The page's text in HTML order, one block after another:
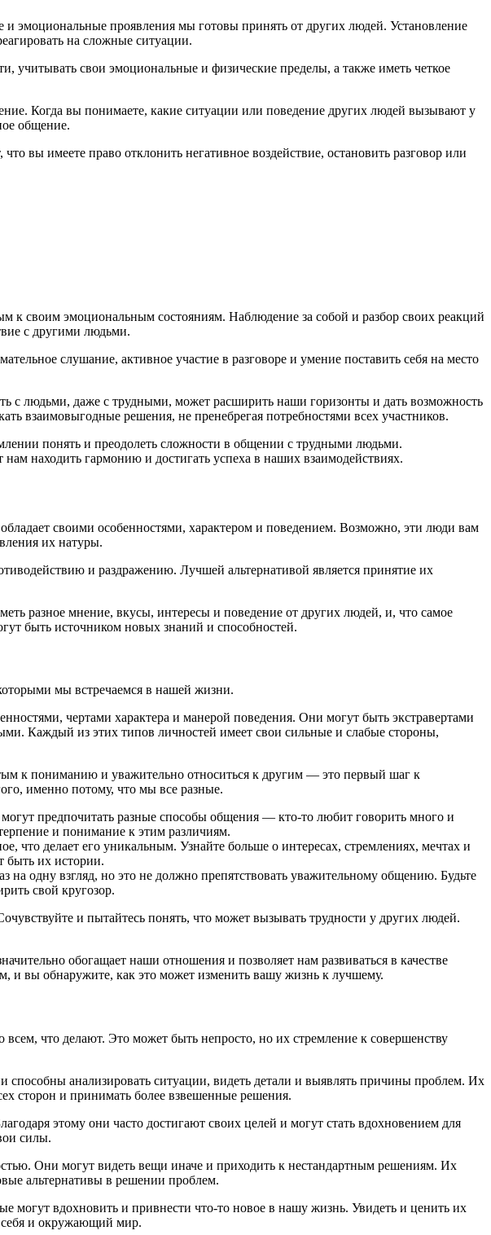
и эмоциональные проявления мы готовы принять от других людей. Установление
на сложные ситуации.
свои эмоциональные и физические пределы, а также иметь четкое
Когда вы понимаете, какие ситуации или поведение других людей вызывают у
общение.
вы имеете право отклонить негативное воздействие, остановить разговор или
к своим эмоциональным состояниям. Наблюдение за собой и разбор своих реакций
с другими людьми.
слушание, активное участие в разговоре и умение поставить себя на место
с людьми, даже с трудными, может расширить наши горизонты и дать возможность
взаимовыгодные решения, не пренебрегая потребностями всех участников.
понять и преодолеть сложности в общении с трудными людьми.
находить гармонию и достигать успеха в наших взаимодействиях.
своими особенностями, характером и поведением. Возможно, эти люди вам
их натуры.
и раздражению. Лучшей альтернативой является принятие их
разное мнение, вкусы, интересы и поведение от других людей, и, что самое
быть источником новых знаний и способностей.
мы встречаемся в нашей жизни.
чертами характера и манерой поведения. Они могут быть экстравертами
Каждый из этих типов личностей имеет свои сильные и слабые стороны,
к пониманию и уважительно относиться к другим — это первый шаг к
именно потому, что мы все разные.
предпочитать разные способы общения — кто-то любит говорить много и
и понимание к этим различиям.
что делает его уникальным. Узнайте больше о интересах, стремлениях, мечтах и
быть их истории.
одну взгляд, но это не должно препятствовать уважительному общению. Будьте
свой кругозор.
и пытайтесь понять, что может вызывать трудности у других людей.
обогащает наши отношения и позволяет нам развиваться в качестве
и вы обнаружите, как это может изменить вашу жизнь к лучшему.
что делают. Это может быть непросто, но их стремление к совершенству
анализировать ситуации, видеть детали и выявлять причины проблем. Их
сторон и принимать более взвешенные решения.
этому они часто достигают своих целей и могут стать вдохновением для
силы.
Они могут видеть вещи иначе и приходить к нестандартным решениям. Их
альтернативы в решении проблем.
могут вдохновить и привнести что-то новое в нашу жизнь. Увидеть и ценить их
себя и окружающий мир.